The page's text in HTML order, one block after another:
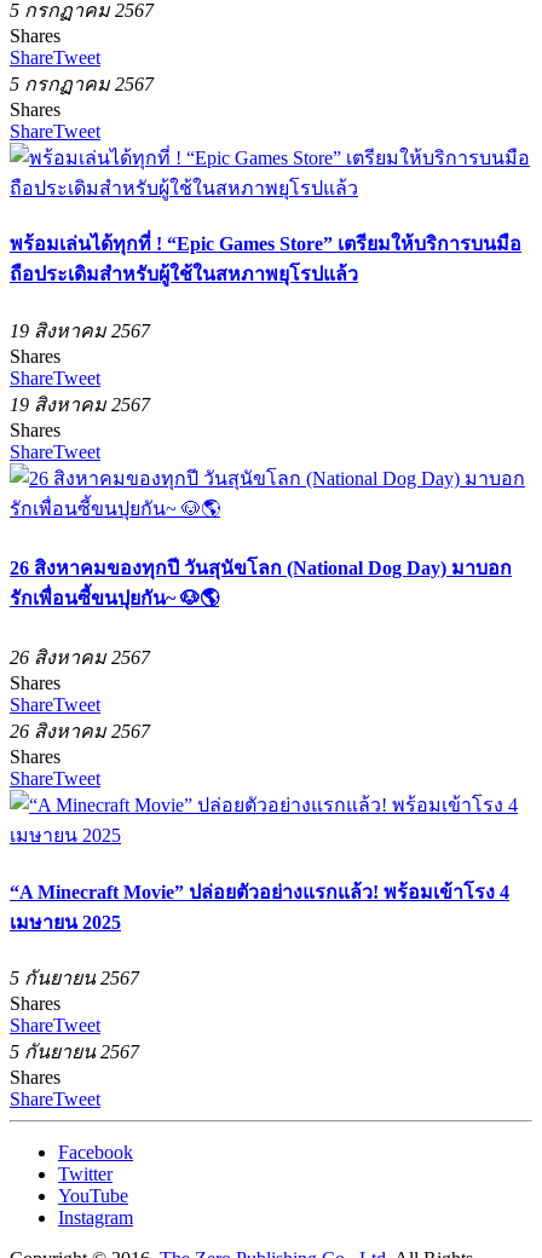
5 กรกฏาคม 2567
Shares
ShareTweet
5 กรกฏาคม 2567
Shares
ShareTweet
พร้อมเล่นได้ทุกที่ ! “Epic Games Store” เตรียมให้บริการบนมือ
ถือประเดิมสำหรับผู้ใช้ในสหภาพยุโรปแล้ว
19 สิงหาคม 2567
Shares
ShareTweet
19 สิงหาคม 2567
Shares
ShareTweet
26 สิงหาคมของทุกปี วันสุนัขโลก (National Dog Day) มาบอก
รักเพื่อนซี้ขนปุยกัน~ 🐶🌎
26 สิงหาคม 2567
Shares
ShareTweet
26 สิงหาคม 2567
Shares
ShareTweet
“A Minecraft Movie” ปล่อยตัวอย่างแรกแล้ว! พร้อมเข้าโรง 4
เมษายน 2025
5 กันยายน 2567
Shares
ShareTweet
5 กันยายน 2567
Shares
ShareTweet
Facebook
Twitter
YouTube
Instagram